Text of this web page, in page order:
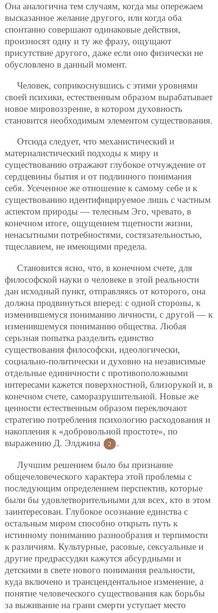
Она аналогична тем случаям, когда мы опережаем
высказанное желание другого, или когда оба
спонтанно совершают одинаковые действия,
произносят одну и ту же фразу, ощущают
присутствие другого, даже если оно физически не
обусловлено в данный момент.
Человек, соприкоснувшись с этими уровнями
своей психики, естественным образом вырабатывает
новое мировоззрение, в котором духовность
становится необходимым элементом существования.
Отсюда следует, что механистический и
материалистический подходы к миру и
существованию отражают глубокое отчуждение от
сердцевины бытия и от подлинного понимания
себя. Усеченное же отношение к самому себе и к
существованию идентифицируемое лишь с частным
аспектом природы — телесным Эго, чревато, в
конечном итоге, ощущением тщетности жизни,
ненасытными потребностями, состязательностью,
тщеславием, не имеющими предела.
Становится ясно, что, в конечном счете, для
философской науки о человеке в этой реальности
дан исходный пункт, отправляясь от которого, она
должна продвинуться вперед: с одной стороны, к
изменившемуся пониманию личности, с другой — к
изменившемуся пониманию общества. Любая
серьзная попытка разделить единство
существования философски, идеологически,
социально-политически и духовно на независимые
отдельные единичности с противоположными
интересами кажется поверхностной, близорукой и, в
конечном счете, саморазрушительной. Новые же
ценности естественным образом переключают
стратегию потребления психологию расходования и
накопления к «добровольной простоте», по
выражению Д. Элджина
2 .
Лучшим решением было бы признание
общечеловеческого характера этой проблемы с
последующим определением перспектив, которые
были бы удовлетворительными для всех, кто в этом
заинтересован. Глубокое осознание единства с
остальным миром способно открыть путь к
истинному пониманию разнообразия и терпимости
к различиям. Культурные, расовые, сексуальные и
другие предрассудки кажутся абсурдными и
детскими в свете нового понимания реальности,
куда включено и трансцендентальное изменение, а
понятие человеческого существования как борьбы
за выживание на грани смерти уступает место